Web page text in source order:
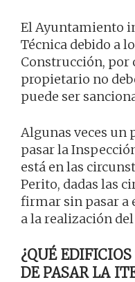
El Ayuntamiento
Técnica debido a
Construcción, por
propietario no
puede ser
Algunas veces un
pasar la
está en las
Perito, dadas las
firmar sin pasar a
a la realización
¿QUÉ
DE PASAR LA